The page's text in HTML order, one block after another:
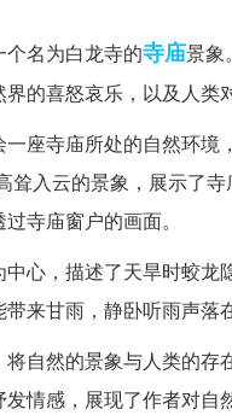
名为白龙寺的寺庙景象
的喜怒哀乐，以及人类
座寺庙所处的自然环
耸入云的景象，展示了
寺庙窗户的画面。
心，描述了天旱时蛟
来甘雨，静卧听雨声落
自然的景象与人类的
情感，展现了作者对自